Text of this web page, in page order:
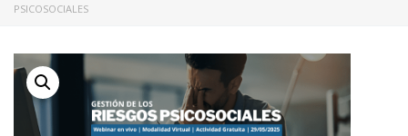
PSICOSOCIALES